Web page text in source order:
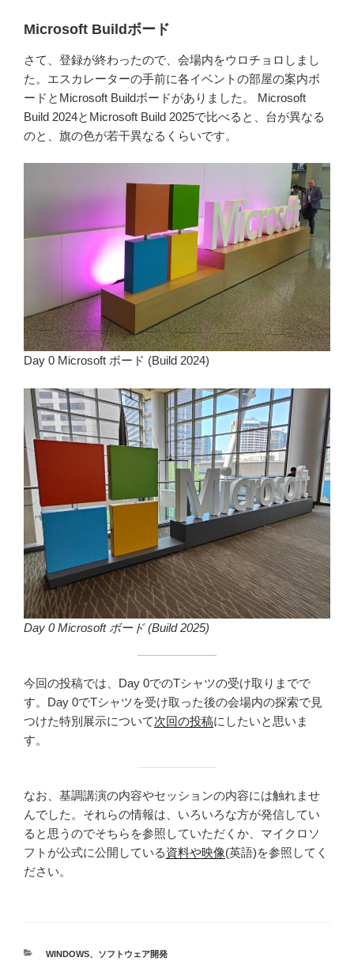
Microsoft Buildボード
さて、登録が終わったので、会場内をウロチョロしまし
た。エスカレーターの手前に各イベントの部屋の案内ボ
ードとMicrosoft Buildボードがありました。 Microsoft
Build 2024とMicrosoft Build 2025で比べると、台が異なる
のと、旗の色が若干異なるくらいです。
Day 0 Microsoft ボード (Build 2024)
Day 0 Microsoft ボード (Build 2025)
今回の投稿では、Day 0でのTシャツの受け取りまでで
す。Day 0でTシャツを受け取った後の会場内の探索で見
つけた特別展示について次回の投稿にしたいと思いま
す。
なお、基調講演の内容やセッションの内容には触れませ
んでした。それらの情報は、いろいろな方が発信してい
ると思うのでそちらを参照していただくか、マイクロソ
フトが公式に公開している資料や映像(英語)を参照してく
ださい。
カ
WINDOWS、 ソフトウェア開発